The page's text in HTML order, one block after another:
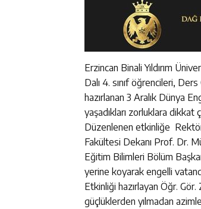
Erzincan Binali Yıldırım
Dalı 4. sınıf öğrencileri,
hazırlanan 3 Aralık Dünya
yaşadıkları zorluklara dikkat
Düzenlenen etkinliğe
Fakültesi Dekanı Prof. Dr.
Eğitim Bilimleri Bölüm
yerine koyarak engelli
Etkinliği hazırlayan Öğr.
güçlüklerden yılmadan